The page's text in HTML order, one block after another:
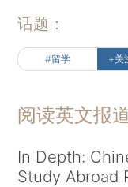
话题：
#留学 +关
阅读英文报
In Depth:
Study Abroad